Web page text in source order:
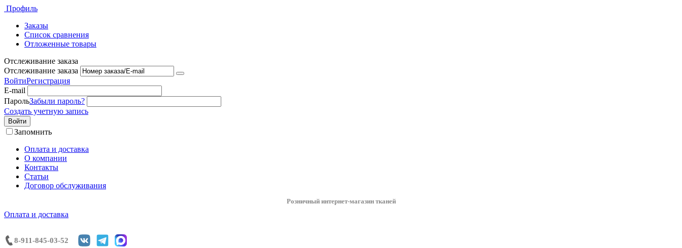
Профиль
Заказы
Список сравнения
Отложенные товары
Отслеживание заказа
Отслеживание заказа
ВойтиРегистрация
E-mail
ПарольЗабыли пароль?
Создать учетную запись
Войти
Запомнить
Оплата и доставка
О компании
Контакты
Статьи
Договор обслуживания
Розничный интернет-магазин тканей
Оплата и доставка
8-911-845-03-52